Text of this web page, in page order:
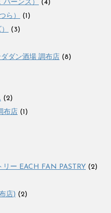
ーンズ）
(4)
ら）
(1)
(3)
ダン酒場 調布店 (8)
(2)
布店 (1)
リー EACH FAN PASTRY (2)
店) (2)